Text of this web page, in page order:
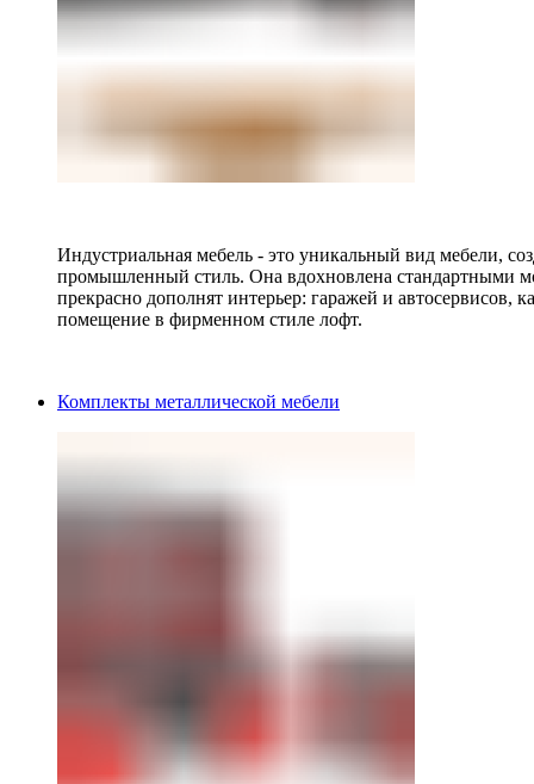
Индустриальная мебель - это уникальный вид мебели,
промышленный стиль. Она вдохновлена стандартными
прекрасно дополнят интерьер: гаражей и автосервисов,
помещение в фирменном стиле лофт.
Комплекты металлической мебели